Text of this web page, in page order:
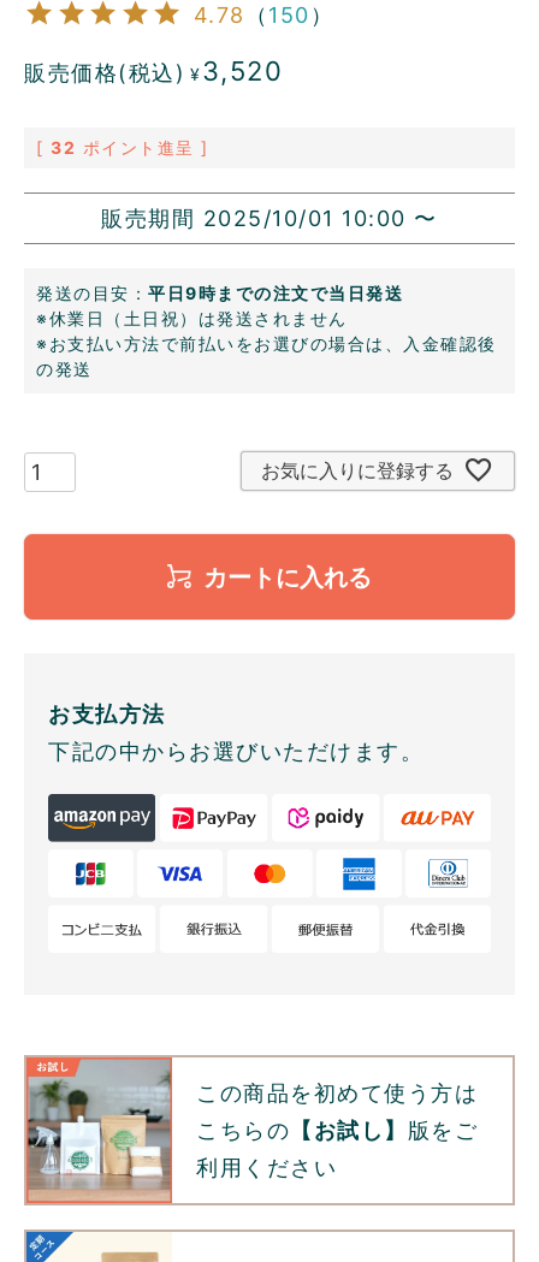
4.78 （ 150 ）
販売価格(税込) ¥3,520
[ 32 ポイント進呈 ]
販売期間 2025/10/01 10:00 〜
発送の目安： 平日9時までの注文で当日発送
※休業日（土日祝）は発送されません
※お支払い方法で前払いをお選びの場合は、入金確認後
の発送
お気に入りに登録する
カートに入れる
お支払方法
下記の中からお選びいただけます。
この商品を初めて使う方は
こちらの 【お試し】 版をご
利用ください